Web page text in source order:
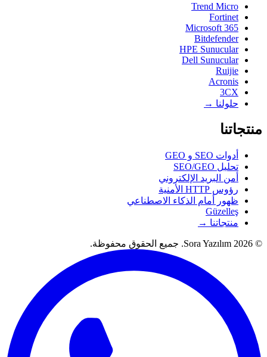
Trend Micro
Fortinet
Microsoft 365
Bitdefender
HPE Sunucular
Dell Sunucular
Ruijie
Acronis
3CX
حلولنا →
منتجاتنا
أدوات SEO و GEO
تحليل SEO/GEO
أمن البريد الإلكتروني
رؤوس HTTP الأمنية
ظهور أمام الذكاء الاصطناعي
Güzelleş
منتجاتنا →
© 2026 Sora Yazılım. جميع الحقوق محفوظة.